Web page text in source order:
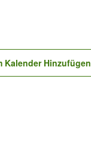
Kalender Hinzufügen